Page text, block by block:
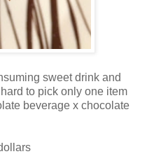
sweet drink and
to pick only one item
beverage x chocolate